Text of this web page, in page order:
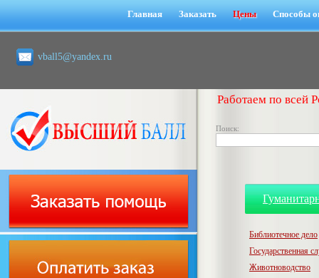
Главная Заказать Цены Способы
vball5@yandex.ru
Работаем по всей
Поиск:
Библиотечное дело
Государственная
Животноводство